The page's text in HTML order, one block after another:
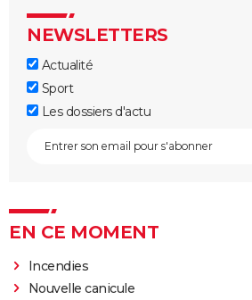
NEWSLETTERS
Actualité
Sport
Les dossiers d'actu
EN CE MOMENT
Incendies
Nouvelle canicule